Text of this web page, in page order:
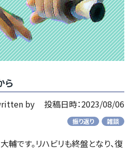
ら
by 投稿日時：2023/08/06
振り返り 雑談
輔です。リハビリも終盤となり、復